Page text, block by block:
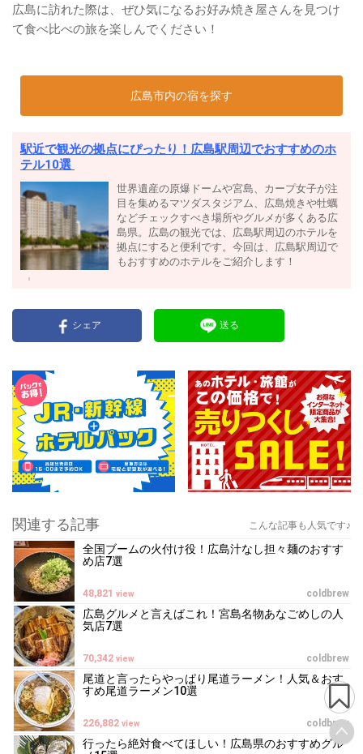
広島に訪れた際は、ぜひ気になるお好み焼き屋さんを見つけ
て食べ比べの旅を楽しんでください！
広島市内の宿を探す
駅近で観光の拠点にぴったり！広島駅周辺でおすすめのホ
テル10選
世界遺産の原爆ドームや宮島、カープ女子が注
目を集めるマツダスタジアム、広島焼きや牡蠣
などチェックすべき場所やグルメが多くある広
島県。広島の観光では、広島駅周辺のホテルを
拠点にすると便利です。今回は、広島駅周辺で
もおすすめのホテルをご紹介します！
シェア 送る
関連する記事 こんな記事も人気です♪
全国ブームの火付け役！広島汁なし担々麺のおすす
め店7選
coldbrew
48,821 view
広島グルメと言えばこれ！宮島名物あなごめしの人
気店7選
coldbrew
70,342 view
尾道と言ったらやっぱり尾道ラーメン！人気＆おす
すめ尾道ラーメン10選
coldbrew
226,882 view
行ったら絶対食べてほしい！広島県のおすすめグル